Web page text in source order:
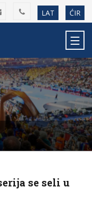
LAT ĆIR
se seli u